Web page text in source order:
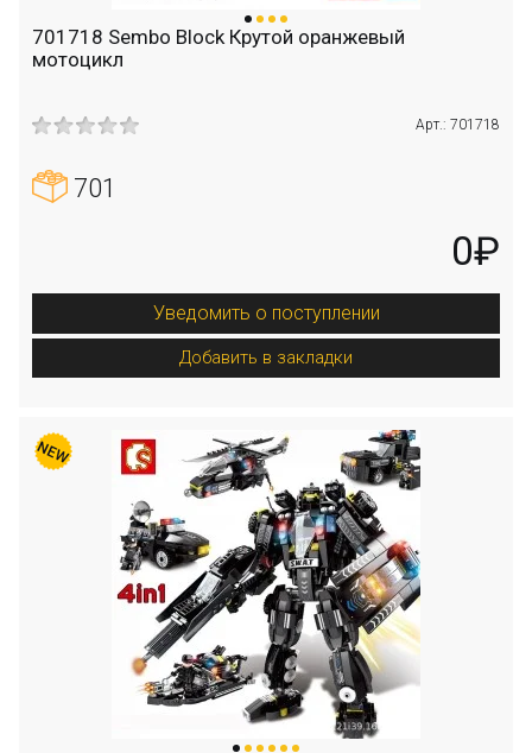
701718 Sembo Block Крутой оранжевый
мотоцикл
Арт.: 701718
701
0₽
Уведомить о поступлении
Добавить в закладки